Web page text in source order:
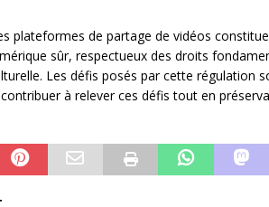
plateformes de partage de vidéos
sûr, respectueux des droits
Les défis posés par cette régulation
à relever ces défis tout en